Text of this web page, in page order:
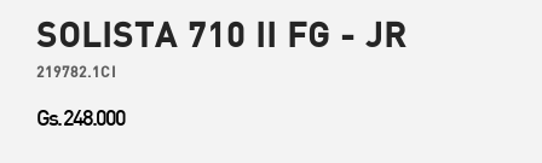
SOLISTA 710 II FG - JR
219782.1CI
Gs. 248.000